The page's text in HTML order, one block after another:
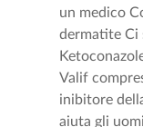
un medico
dermatite Ci
Valif
inibitore
aiuta gli